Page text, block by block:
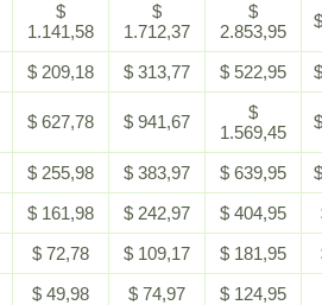
$
1.141,58
$
1.712,37
$
2.853,95
$ 209,18 $ 313,77 $ 522,95
$ 627,78 $ 941,67
$
1.569,45
$ 255,98 $ 383,97 $ 639,95
$ 161,98 $ 242,97 $ 404,95
$ 72,78 $ 109,17 $ 181,95
$ 49,98 $ 74,97
$ 124,95